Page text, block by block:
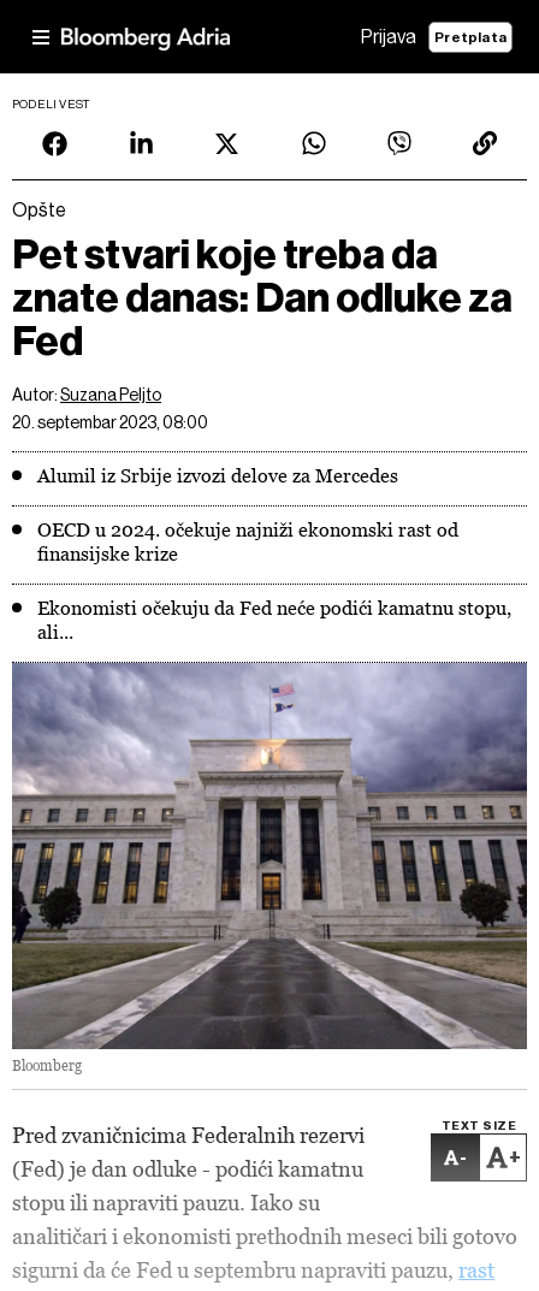
Prijava Pretplata
PODELI VEST
Opšte
Pet stvari koje treba da
znate danas: Dan odluke za
Fed
Autor:Suzana Peljto
20. septembar 2023, 08:00
Alumil iz Srbije izvozi delove za Mercedes
OECD u 2024. očekuje najniži ekonomski rast od
finansijske krize
Ekonomisti očekuju da Fed neće podići kamatnu stopu,
ali...
Bloomberg
TEXT SIZE
- +
Pred zvaničnicima Federalnih rezervi
(Fed) je dan odluke - podići kamatnu
stopu ili napraviti pauzu. Iako su
analitičari i ekonomisti prethodnih meseci bili gotovo
sigurni da će Fed u septembru napraviti pauzu, rast